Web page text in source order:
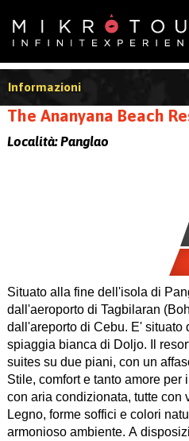
Informazioni
The Ananyana Beach
Località:Panglao
Situato alla fine dell'isola di
dall'aeroporto di Tagbilaran
dall'areporto di Cebu. E' situato
spiaggia bianca di Doljo. Il
suites su due piani, con un
Stile, comfort e tanto amore per
con aria condizionata, tutte con
Legno, forme soffici e colori
armonioso ambiente. A